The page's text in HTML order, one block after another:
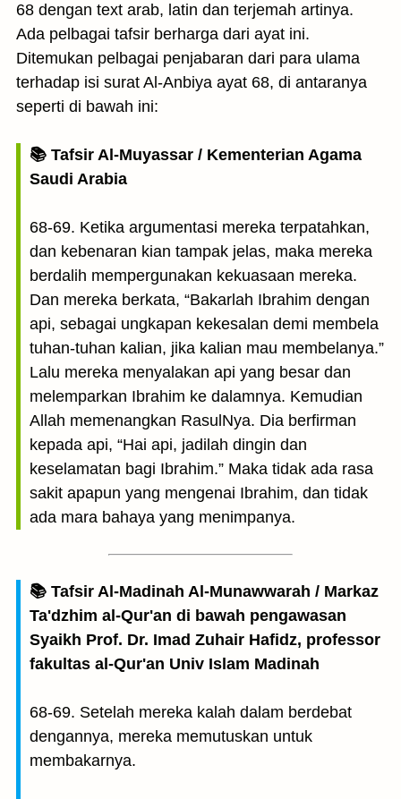
68 dengan text arab, latin dan terjemah artinya.
Ada pelbagai tafsir berharga dari ayat ini.
Ditemukan pelbagai penjabaran dari para ulama
terhadap isi surat Al-Anbiya ayat 68, di antaranya
seperti di bawah ini:
📚 Tafsir Al-Muyassar / Kementerian Agama
Saudi Arabia
68-69. Ketika argumentasi mereka terpatahkan,
dan kebenaran kian tampak jelas, maka mereka
berdalih mempergunakan kekuasaan mereka.
Dan mereka berkata, “Bakarlah Ibrahim dengan
api, sebagai ungkapan kekesalan demi membela
tuhan-tuhan kalian, jika kalian mau membelanya.”
Lalu mereka menyalakan api yang besar dan
melemparkan Ibrahim ke dalamnya. Kemudian
Allah memenangkan RasulNya. Dia berfirman
kepada api, “Hai api, jadilah dingin dan
keselamatan bagi Ibrahim.” Maka tidak ada rasa
sakit apapun yang mengenai Ibrahim, dan tidak
ada mara bahaya yang menimpanya.
📚 Tafsir Al-Madinah Al-Munawwarah / Markaz
Ta'dzhim al-Qur'an di bawah pengawasan
Syaikh Prof. Dr. Imad Zuhair Hafidz, professor
fakultas al-Qur'an Univ Islam Madinah
68-69. Setelah mereka kalah dalam berdebat
dengannya, mereka memutuskan untuk
membakarnya.